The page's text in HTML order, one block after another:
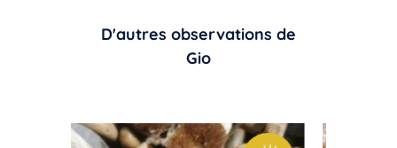
D'autres observations de
Gio